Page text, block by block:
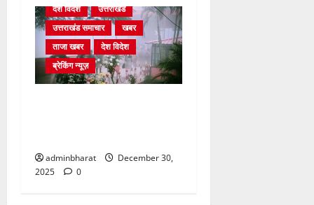
देश विदेश
उत्तराखंड
उत्तराखंड समाचार
खबर
ताजा खबर
देश विदेश
ब्रेकिंग न्यूज़
adminbharat
December 30,
2025
0